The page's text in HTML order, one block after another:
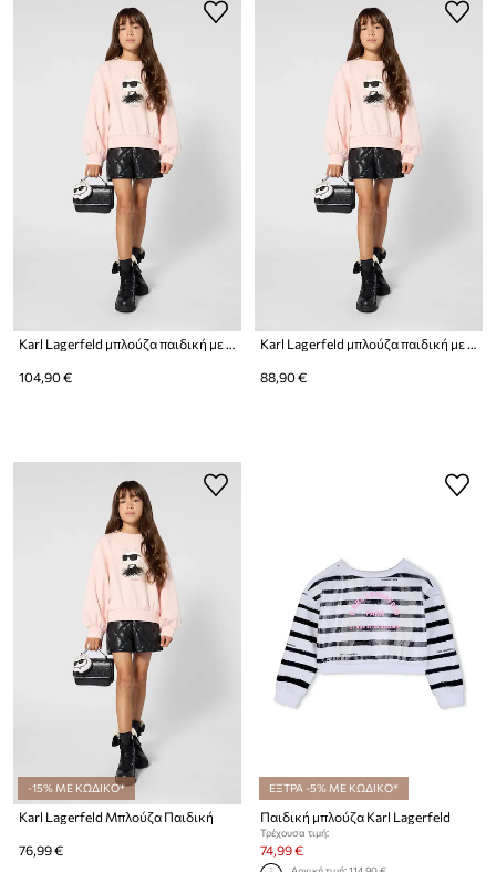
Karl Lagerfeld μπλούζα παιδική με βαμβάκι
104,90 €
Karl Lagerfeld μπλούζα παιδική με βαμβάκι
88,90 €
-15% ΜΕ ΚΩΔΙΚΟ*
Karl Lagerfeld Μπλούζα Παιδική
76,99 €
ΕΞΤΡΑ -5% ΜΕ ΚΩΔΙΚΟ*
Παιδική μπλούζα Karl Lagerfeld
Τρέχουσα τιμή:
74,99 €